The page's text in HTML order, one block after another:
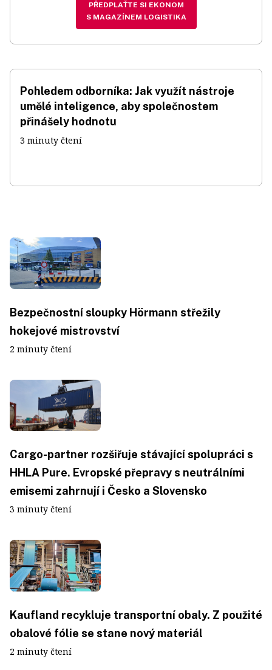
PŘEDPLAŤTE SI EKONOM
S MAGAZÍNEM LOGISTIKA
Pohledem odborníka: Jak využít nástroje
umělé inteligence, aby společnostem
přinášely hodnotu
3 minuty čtení
Bezpečnostní sloupky Hörmann střežily
hokejové mistrovství
2 minuty čtení
Cargo-partner rozšiřuje stávající spolupráci s
HHLA Pure. Evropské přepravy s neutrálními
emisemi zahrnují i Česko a Slovensko
3 minuty čtení
Kaufland recykluje transportní obaly. Z použité
obalové fólie se stane nový materiál
2 minuty čtení